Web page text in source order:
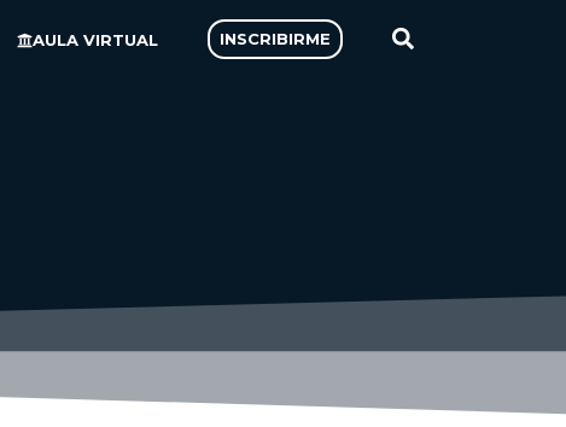
AULA VIRTUAL INSCRIBIRME